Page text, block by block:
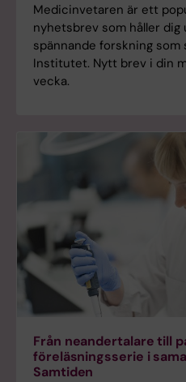
Medicinvetaren är ett
nyhetsbrev som håller dig
spännande forskning som
Institutet. Nytt brev i din
vecka.
Från neandertalare till
föreläsningsserie i
Samtiden